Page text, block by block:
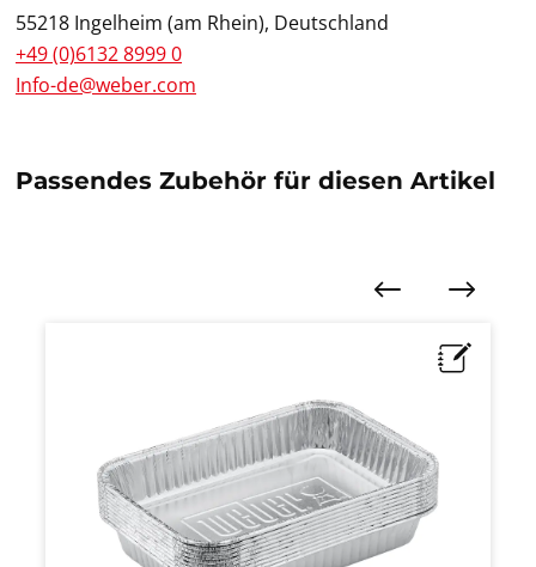
55218 Ingelheim (am Rhein), Deutschland
+49 (0)6132 8999 0
Info-de@weber.com
Passendes Zubehör für diesen Artikel